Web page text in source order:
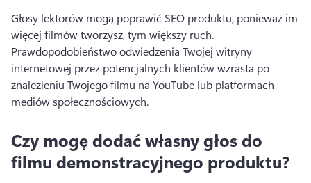
Głosy lektorów mogą poprawić SEO produktu, ponieważ im
Prawdopodobieństwo odwiedzenia Twojej witryny
internetowej przez potencjalnych klientów wzrasta po
znalezieniu Twojego filmu na YouTube lub platformach
mediów społecznościowych.
Czy mogę dodać własny głos do
filmu demonstracyjnego produktu?